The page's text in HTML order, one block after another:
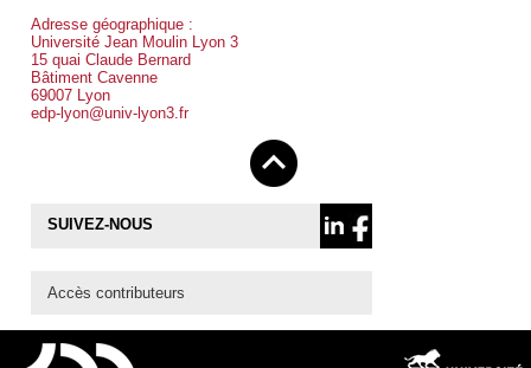
Adresse géographique :
Université Jean Moulin Lyon 3
15 quai Claude Bernard
Bâtiment Cavenne
69007 Lyon
edp-lyon@univ-lyon3.fr
SUIVEZ-NOUS
Accès contributeurs